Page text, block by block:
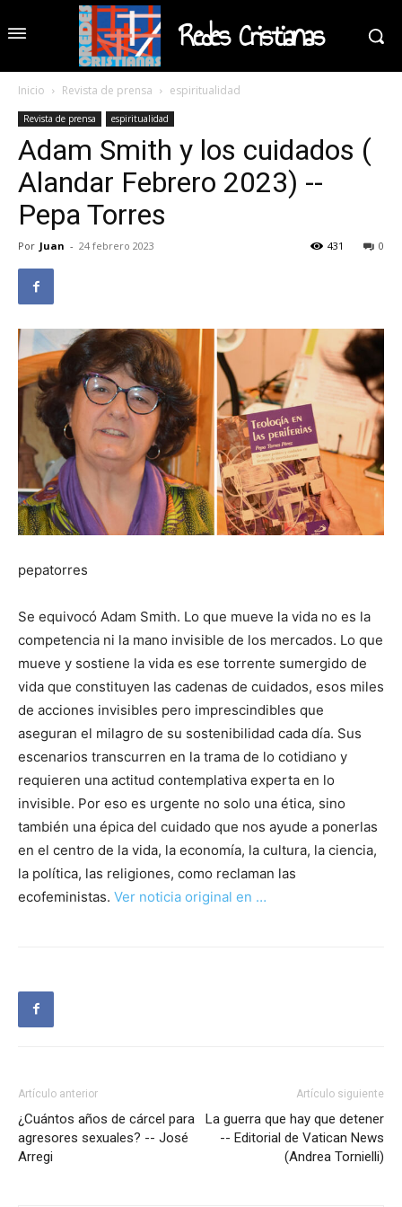
Redes Cristianas
Inicio Revista de prensa espiritualidad
Revista de prensa espiritualidad
Adam Smith y los cuidados (
Alandar Febrero 2023) --
Pepa Torres
Por Juan - 24 febrero 2023 0
431
pepatorres
Se equivocó Adam Smith. Lo que mueve la vida no es la
competencia ni la mano invisible de los mercados. Lo que
mueve y sostiene la vida es ese torrente sumergido de
vida que constituyen las cadenas de cuidados, esos miles
de acciones invisibles pero imprescindibles que
aseguran el milagro de su sostenibilidad cada día. Sus
escenarios transcurren en la trama de lo cotidiano y
requieren una actitud contemplativa experta en lo
invisible. Por eso es urgente no solo una ética, sino
también una épica del cuidado que nos ayude a ponerlas
en el centro de la vida, la economía, la cultura, la ciencia,
la política, las religiones, como reclaman las
ecofeministas. Ver noticia original en …
Artículo anterior
¿Cuántos años de cárcel para
agresores sexuales? -- José
Arregi
Artículo siguiente
La guerra que hay que detener
-- Editorial de Vatican News
(Andrea Tornielli)